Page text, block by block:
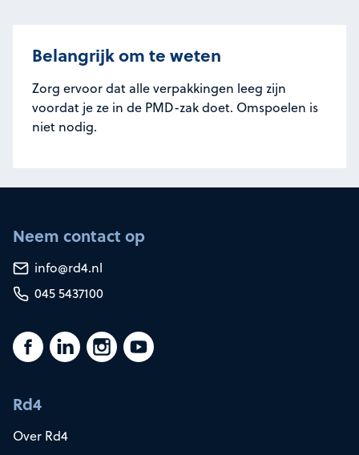
Belangrijk om te weten
Zorg ervoor dat alle verpakkingen leeg zijn
voordat je ze in de PMD-zak doet. Omspoelen is
niet nodig.
Neem contact op
info@rd4.nl
045 5437100
Rd4
Over Rd4